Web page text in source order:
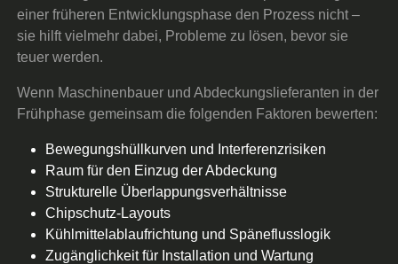
einer früheren Entwicklungsphase den Prozess nicht –
sie hilft vielmehr dabei, Probleme zu lösen, bevor sie
teuer werden.
Wenn Maschinenbauer und Abdeckungslieferanten in der
Frühphase gemeinsam die folgenden Faktoren bewerten:
Bewegungshüllkurven und Interferenzrisiken
Raum für den Einzug der Abdeckung
Strukturelle Überlappungsverhältnisse
Chipschutz-Layouts
Kühlmittelablaufrichtung und Späneflusslogik
Zugänglichkeit für Installation und Wartung